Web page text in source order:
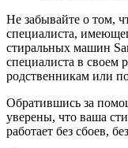
Не забывайте о том,
специалиста,
стиральных машин
специалиста в своем
родственникам или
Обратившись за
уверены, что ваша
работает без сбоев,